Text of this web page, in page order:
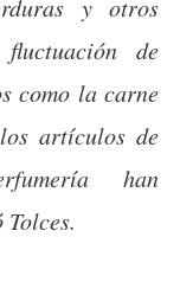
y otros
de
como la carne
artículos de
han